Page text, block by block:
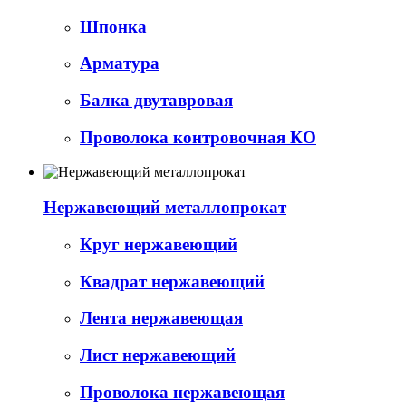
Шпонка
Арматура
Балка двутавровая
Проволока контровочная КО
Нержавеющий металлопрокат
Круг нержавеющий
Квадрат нержавеющий
Лента нержавеющая
Лист нержавеющий
Проволока нержавеющая